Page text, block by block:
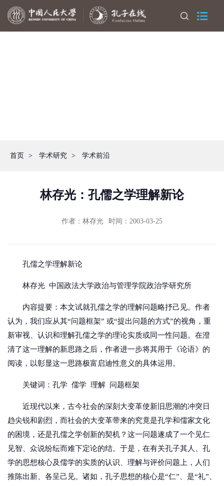
首页 > 学术研究 > 学术前沿
林存光：孔儒之学理解新论
作者：林存光 时间：2003-03-25
孔儒之学理解新论
林存光 中国政法大学政治与管理学院政治学研究所
内容提要：本文试就孔儒之学的理解问题略抒己见。作者
认为，我们应从其“问题框架” 或“提出问题的方式”的视角，重
新审视、认识和理解孔儒之学的理论实质或同一性问题。在澄
清了这一理解的新思路之后，作者进一步将其用于《论语》的
阅读，以彰显这一思路极富启迪性意义的具体运用。
关键词：孔学 儒学 理解 问题框架
近现代以来，古今社会的深刻大变革使新旧思潮的冲突日
趋尖锐和剧烈，而社会的大变革带来的究竟是孔学和儒家文化
的困境，还是孔儒之学创新的契机？这一问题遂成了一个见仁
见智、众说纷纭而难下定论的结。于是，在有关孔子其人、孔
学的思想核心及儒学的实质的认识、理解与评价问题上，人们
推陈出新、各呈己见。诸如，孔子思想的核心是“仁”、是“礼”、